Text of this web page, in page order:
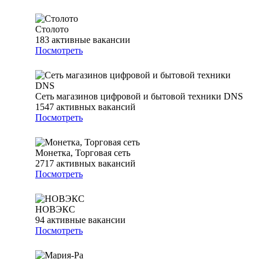
Столото
183 активные вакансии
Посмотреть
Сеть магазинов цифровой и бытовой техники DNS
1547 активных вакансий
Посмотреть
Монетка, Торговая сеть
2717 активных вакансий
Посмотреть
НОВЭКС
94 активные вакансии
Посмотреть